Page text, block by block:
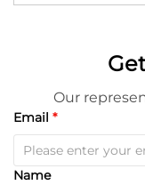
Our
Email
Name